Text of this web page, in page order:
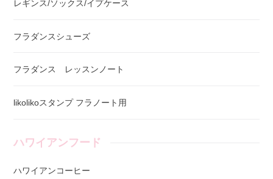
レギンス/ソックス/イプケース
フラダンスシューズ
フラダンス レッスンノート
likolikoスタンプ フラノート用
ハワイアンフード
ハワイアンコーヒー